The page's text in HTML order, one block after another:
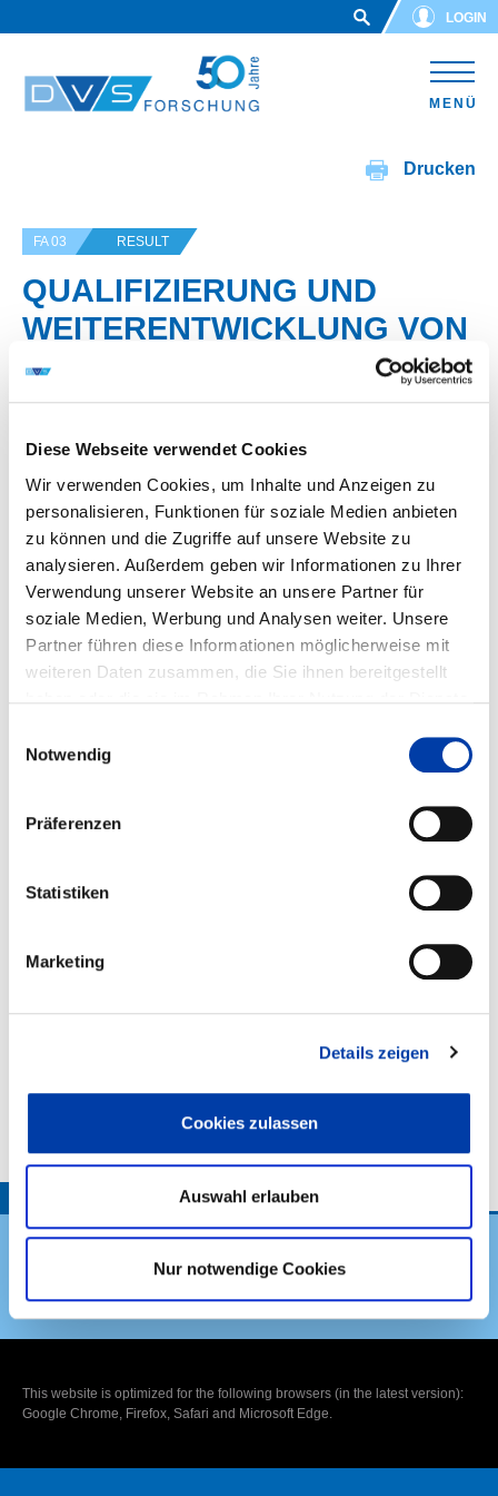
Diese Webseite verwendet Cookies
Wir verwenden Cookies, um Inhalte und Anzeigen zu
personalisieren, Funktionen für soziale Medien anbieten
zu können und die Zugriffe auf unsere Website zu
analysieren. Außerdem geben wir Informationen zu Ihrer
Verwendung unserer Website an unsere Partner für
soziale Medien, Werbung und Analysen weiter. Unsere
Partner führen diese Informationen möglicherweise mit
weiteren Daten zusammen, die Sie ihnen bereitgestellt
Notwendig
Präferenzen
Statistiken
Marketing
Details zeigen
Cookies zulassen
Auswahl erlauben
Nur notwendige Cookies
LOGIN
MENÜ
Drucken
FA 03 RESULT
QUALIFIZIERUNG UND
WEITERENTWICKLUNG VON
SCHLEPPGASDÜSEN FÜR
EINE VERBESSERTE
SCHUTZGASABDECKUNG
BEIM SCHWEISSEN
IGF-Vorhaben-Nr.: 18.021 B
Laufzeit: 01.01.2014 - 31.12.2015
u. Montage
,
DVS Verband
This website is optimized for the following browsers (in the latest version):
Google Chrome, Firefox, Safari and Microsoft Edge.